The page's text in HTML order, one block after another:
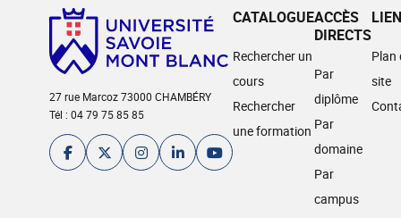
27 rue Marcoz 73000 CHAMBÉRY
Tél : 04 79 75 85 85
CATALOGUE
Rechercher un
cours
Rechercher
une formation
ACCÈS
DIRECTS
Par
diplôme
Par
domaine
Par
campus
Plan
site